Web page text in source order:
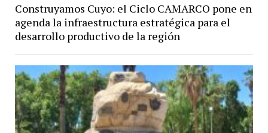
Construyamos Cuyo: el Ciclo CAMARCO pone en
agenda la infraestructura estratégica para el
desarrollo productivo de la región